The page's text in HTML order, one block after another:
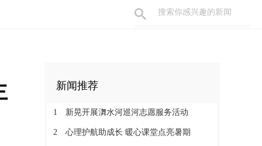
新闻推荐
1 新晃开展㵲水河巡河志愿服务活动
2 心理护航助成长 暖心课堂点亮暑期